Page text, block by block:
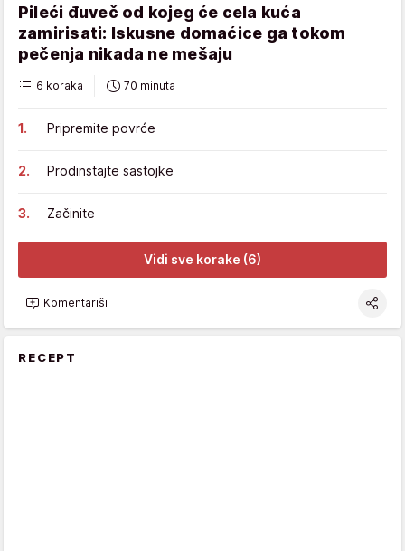
Pileći đuveč od kojeg će cela kuća
zamirisati: Iskusne domaćice ga tokom
pečenja nikada ne mešaju
6 koraka 70 minuta
Pripremite povrće
Prodinstajte sastojke
Začinite
Vidi sve korake (6)
Komentariši
RECEPT